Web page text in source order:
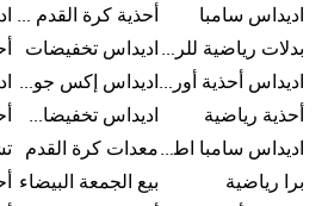
اديداس سامبا أحذية كرة القدم للرجال
بدلات رياضية للرجال اديداس تخفيضات
اديداس أحذية أورجينالز
اديداس إكس جود بيلينغهام
أحذية رياضية
اديداس تخفيضات للأطفال
اديداس سامبا اطفالمعدات كرة القدم
برا رياضية
بيع الجمعة البيضاء